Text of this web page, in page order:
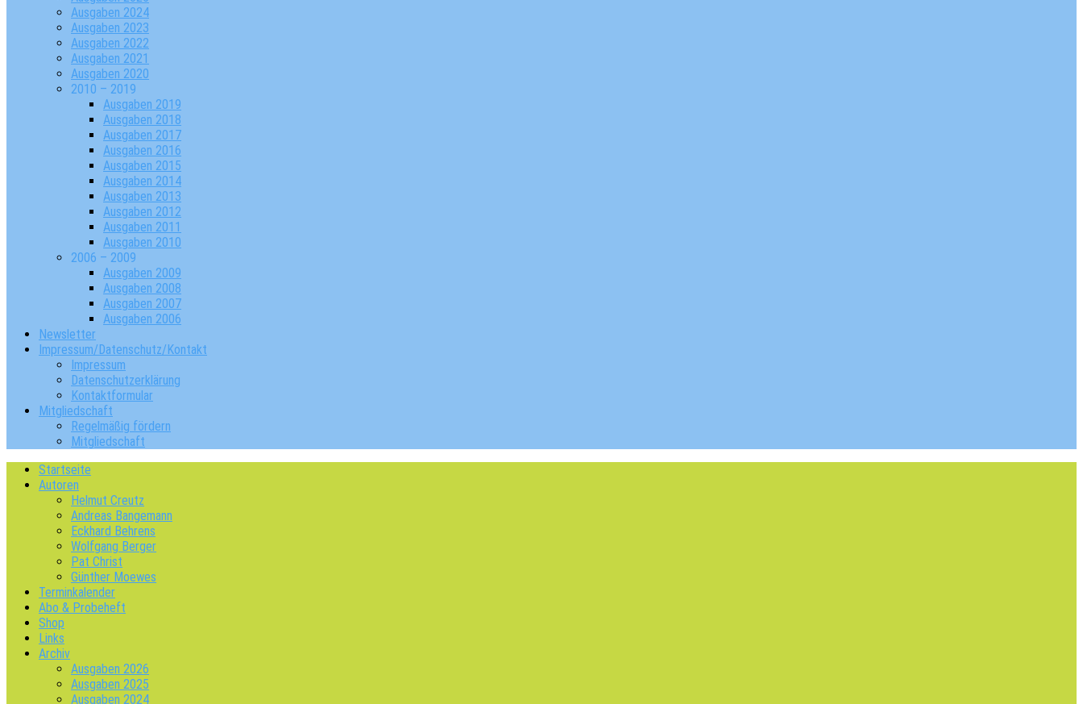
Ausgaben 2024
Ausgaben 2023
Ausgaben 2022
Ausgaben 2021
Ausgaben 2020
2010 – 2019
Ausgaben 2019
Ausgaben 2018
Ausgaben 2017
Ausgaben 2016
Ausgaben 2015
Ausgaben 2014
Ausgaben 2013
Ausgaben 2012
Ausgaben 2011
Ausgaben 2010
2006 – 2009
Ausgaben 2009
Ausgaben 2008
Ausgaben 2007
Ausgaben 2006
Newsletter
Impressum/Datenschutz/Kontakt
Impressum
Datenschutzerklärung
Kontaktformular
Mitgliedschaft
Regelmäßig fördern
Mitgliedschaft
Startseite
Autoren
Helmut Creutz
Andreas Bangemann
Eckhard Behrens
Wolfgang Berger
Pat Christ
Günther Moewes
Terminkalender
Abo & Probeheft
Shop
Links
Archiv
Ausgaben 2026
Ausgaben 2025
Ausgaben 2024